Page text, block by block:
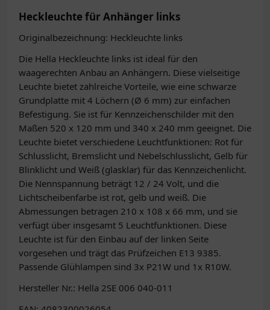
Heckleuchte für Anhänger links
Originalbezeichnung: Heckleuchte links
Die Hella Heckleuchte links ist ideal für den
waagerechten Anbau an Anhängern. Diese vielseitige
Leuchte bietet zahlreiche Vorteile, wie eine schwarze
Grundplatte mit 4 Löchern (Ø 6 mm) zur einfachen
Befestigung. Sie ist für Kennzeichenschilder mit den
Maßen 520 x 120 mm und 340 x 240 mm geeignet. Die
Leuchte bietet verschiedene Leuchtfunktionen: Rot für
Schlusslicht, Bremslicht und Nebelschlusslicht, Gelb für
Blinklicht und Weiß (glasklar) für das Kennzeichenlicht.
Die Nennspannung beträgt 12 / 24 Volt, und die
Lichtscheibenfarbe ist rot, gelb und weiß. Die
Abmessungen betragen 210 x 108 x 66 mm, und sie
verfügt über insgesamt 5 Leuchtfunktionen. Diese
Leuchte ist für den Einbau auf der linken Seite
vorgesehen und trägt das Prüfzeichen E13 9385.
Passende Glühlampen sind 3x P21W und 1x R10W.
Hersteller Nr.: Hella 2SE 006 040-011